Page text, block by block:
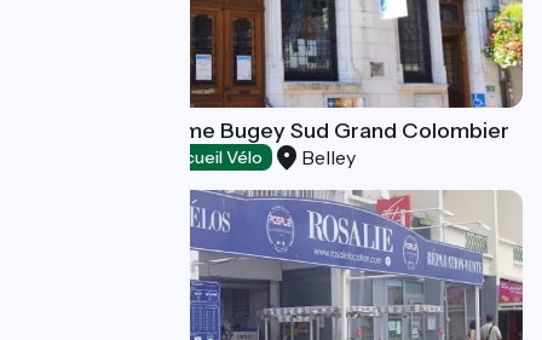
Office de Tourisme Bugey Sud Grand Colombier
Accueil Vélo Belley